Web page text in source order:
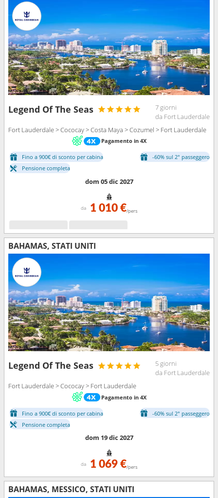
Legend Of The Seas
7 giorni
da Fort Lauderdale
Fort Lauderdale > Cococay > Costa Maya > Cozumel > Fort Lauderdale
Pagamento in 4X
Fino a 900€ di sconto per cabina
-60% sul 2° passeggero
Pensione completa
dom 05 dic 2027
da 1 010 €/pers
BAHAMAS, STATI UNITI
Legend Of The Seas
5 giorni
da Fort Lauderdale
Fort Lauderdale > Cococay > Fort Lauderdale
Pagamento in 4X
Fino a 900€ di sconto per cabina
-60% sul 2° passeggero
Pensione completa
dom 19 dic 2027
da 1 069 €/pers
BAHAMAS, MESSICO, STATI UNITI